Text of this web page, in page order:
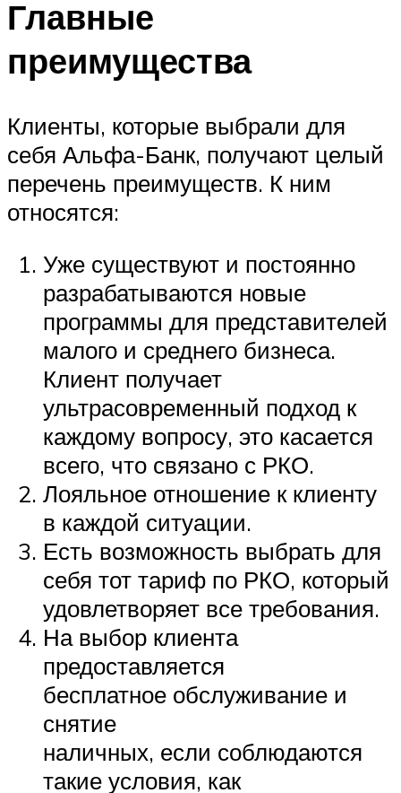
Главные
преимущества
Клиенты, которые выбрали для
себя Альфа-Банк, получают целый
перечень преимуществ. К ним
относятся:
Уже существуют и постоянно
разрабатываются новые
программы для представителей
малого и среднего бизнеса.
Клиент получает
ультрасовременный подход к
каждому вопросу, это касается
всего, что связано с РКО.
Лояльное отношение к клиенту
в каждой ситуации.
Есть возможность выбрать для
себя тот тариф по РКО, который
удовлетворяет все требования.
На выбор клиента
предоставляется
бесплатное обслуживание и
снятие
наличных, если соблюдаются
такие условия, как